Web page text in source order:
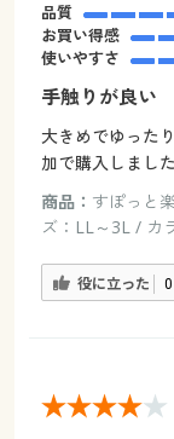
品質
お買い得感
使いやすさ
手触りが良い
大きめでゆった
加で購入しました
商品： すぽっと
ズ：LL～3L / カ
役に立った 0